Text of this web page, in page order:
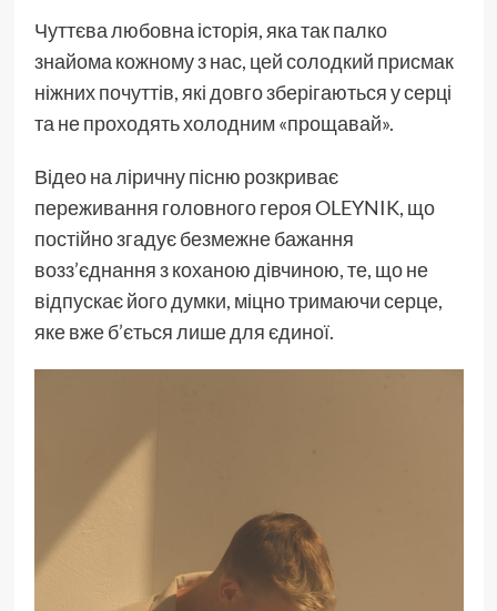
Чуттєва любовна історія, яка так палко
знайома кожному з нас, цей солодкий присмак
ніжних почуттів, які довго зберігаються у серці
та не проходять холодним «прощавай».
Відео на ліричну пісню розкриває
переживання головного героя OLEYNIK, що
постійно згадує безмежне бажання
возз’єднання з коханою дівчиною, те, що не
відпускає його думки, міцно тримаючи серце,
яке вже б’ється лише для єдиної.